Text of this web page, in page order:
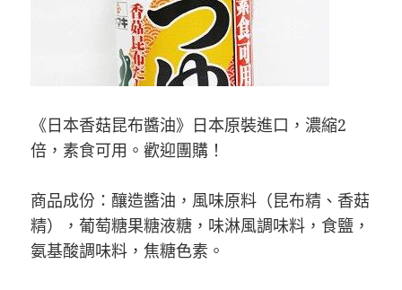
《日本香菇昆布醬油》日本原裝進口，濃縮2
倍，素食可用。歡迎團購！
商品成份：釀造醬油，風味原料（昆布精、香菇
精），葡萄糖果糖液糖，味淋風調味料，食鹽，
氨基酸調味料，焦糖色素。